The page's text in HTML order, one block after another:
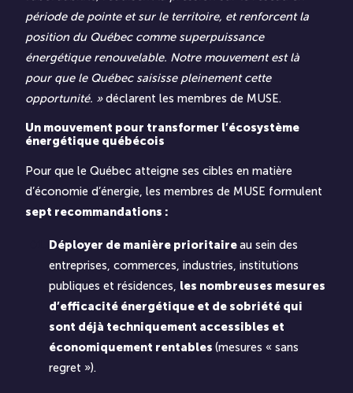
période de pointe et sur le territoire, et renforcent la
position du Québec comme superpuissance
énergétique renouvelable. Notre mouvement est là
pour que le Québec saisisse pleinement cette
opportunité. »déclarent les membres de MUSE.
Un mouvement pour transformer l’écosystème
énergétique québécois
Pour que le Québec atteigne ses cibles en matière
d’économie d’énergie, les membres de MUSE formulent
sept recommandations :
Déployer de manière prioritaireau sein des
entreprises, commerces, industries, institutions
publiques et résidences, les nombreuses mesures
d’efficacité énergétique et de sobriété qui
sont déjà techniquement accessibles et
économiquement rentables (mesures « sans
regret »).